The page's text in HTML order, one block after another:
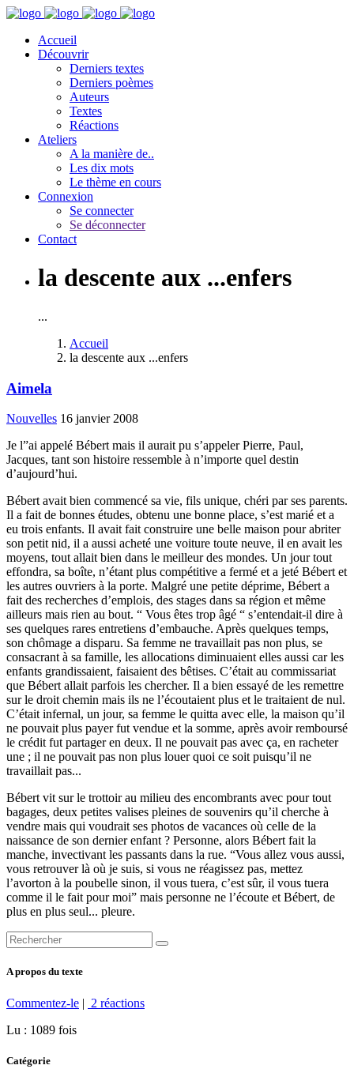
Accueil
Découvrir
Derniers textes
Derniers poèmes
Auteurs
Textes
Réactions
Ateliers
A la manière de..
Les dix mots
Le thème en cours
Connexion
Se connecter
Se déconnecter
Contact
la descente aux ...enfers
...
Accueil
la descente aux ...enfers
Aimela
Nouvelles 16 janvier 2008
Je l”ai appelé Bébert mais il aurait pu s’appeler Pierre, Paul,
Jacques, tant son histoire ressemble à n’importe quel destin
d’aujourd’hui.
Bébert avait bien commencé sa vie, fils unique, chéri par ses parents.
Il a fait de bonnes études, obtenu une bonne place, s’est marié et a
eu trois enfants. Il avait fait construire une belle maison pour abriter
son petit nid, il a aussi acheté une voiture toute neuve, il en avait les
moyens, tout allait bien dans le meilleur des mondes. Un jour tout
effondra, sa boîte, n’étant plus compétitive a fermé et a jeté Bébert et
les autres ouvriers à la porte. Malgré une petite déprime, Bébert a
fait des recherches d’emplois, des stages dans sa région et même
ailleurs mais rien au bout. “ Vous êtes trop âgé “ s’entendait-il dire à
ses quelques rares entretiens d’embauche. Après quelques temps,
son chômage a disparu. Sa femme ne travaillait pas non plus, se
consacrant à sa famille, les allocations diminuaient elles aussi car les
enfants grandissaient, faisaient des bêtises. C’était au commissariat
que Bébert allait parfois les chercher. Il a bien essayé de les remettre
sur le droit chemin mais ils ne l’écoutaient plus et le traitaient de nul.
C’était infernal, un jour, sa femme le quitta avec elle, la maison qu’il
ne pouvait plus payer fut vendue et la somme, après avoir remboursé
le crédit fut partager en deux. Il ne pouvait pas avec ça, en racheter
une ; il ne pouvait pas non plus louer quoi ce soit puisqu’il ne
travaillait pas...
Bébert vit sur le trottoir au milieu des encombrants avec pour tout
bagages, deux petites valises pleines de souvenirs qu’il cherche à
vendre mais qui voudrait ses photos de vacances où celle de la
naissance de son dernier enfant ? Personne, alors Bébert fait la
manche, invectivant les passants dans la rue. “Vous allez vous aussi,
vous retrouver là où je suis, si vous ne réagissez pas, mettez
l’avorton à la poubelle sinon, il vous tuera, c’est sûr, il vous tuera
comme il le fait pour moi” mais personne ne l’écoute et Bébert, de
plus en plus seul... pleure.
A propos du texte
Commentez-le | 2 réactions
Lu : 1089 fois
Catégorie